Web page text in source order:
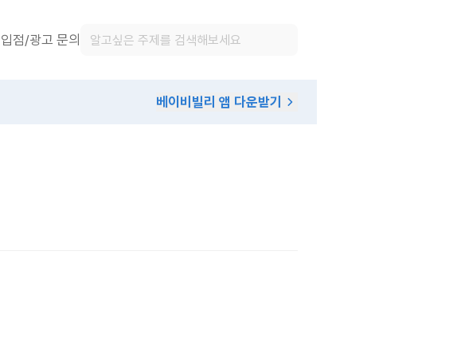
입점/광고 문의
베이비빌리 앱 다운받기